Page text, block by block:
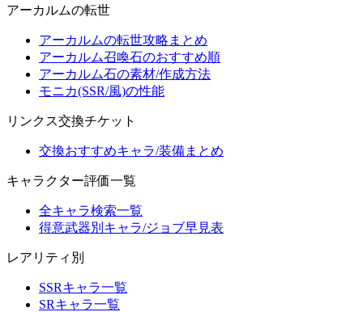
アーカルムの転世
アーカルムの転世攻略まとめ
アーカルム召喚石のおすすめ順
アーカルム石の素材/作成方法
モニカ(SSR/風)の性能
リンクス交換チケット
交換おすすめキャラ/装備まとめ
キャラクター評価一覧
全キャラ検索一覧
得意武器別キャラ/ジョブ早見表
レアリティ別
SSRキャラ一覧
SRキャラ一覧